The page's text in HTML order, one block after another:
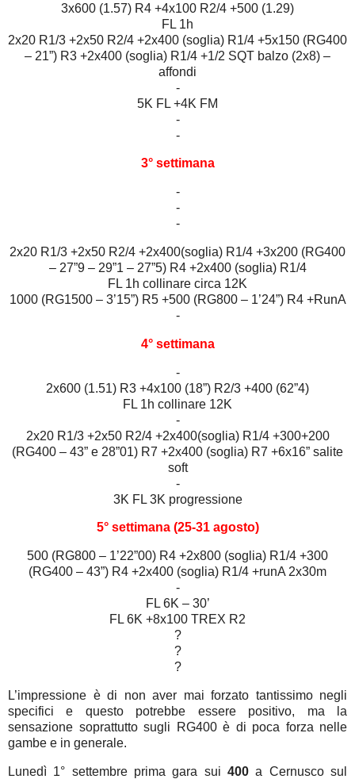
3x600 (1.57) R4 +4x100 R2/4 +500 (1.29)
FL 1h
2x20 R1/3 +2x50 R2/4 +2x400 (soglia) R1/4 +5x150 (RG400
– 21”) R3 +2x400 (soglia) R1/4 +1/2 SQT balzo (2x8) –
affondi
-
5K FL +4K FM
-
-
3° settimana
-
-
-
2x20 R1/3 +2x50 R2/4 +2x400(soglia) R1/4 +3x200 (RG400
– 27”9 – 29”1 – 27”5) R4 +2x400 (soglia) R1/4
FL 1h collinare circa 12K
1000 (RG1500 – 3’15”) R5 +500 (RG800 – 1’24”) R4 +RunA
-
4° settimana
-
2x600 (1.51) R3 +4x100 (18”) R2/3 +400 (62”4)
FL 1h collinare 12K
-
2x20 R1/3 +2x50 R2/4 +2x400(soglia) R1/4 +300+200
(RG400 – 43” e 28”01) R7 +2x400 (soglia) R7 +6x16” salite
soft
-
3K FL 3K progressione
5° settimana (25-31 agosto)
500 (RG800 – 1’22”00) R4 +2x800 (soglia) R1/4 +300
(RG400 – 43”) R4 +2x400 (soglia) R1/4 +runA 2x30m
-
FL 6K – 30’
FL 6K +8x100 TREX R2
?
?
?
L’impressione è di non aver mai forzato tantissimo negli
specifici e questo potrebbe essere positivo, ma la
sensazione soprattutto sugli RG400 è di poca forza nelle
gambe e in generale.
Lunedì 1° settembre prima gara sui 400 a Cernusco sul